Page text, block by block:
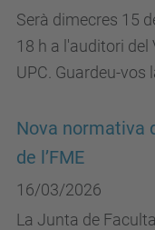
Serà dimecres 15
18 h a l'auditori del
UPC. Guardeu-vos
Nova normativa
de l’FME
16/03/2026
La Junta de